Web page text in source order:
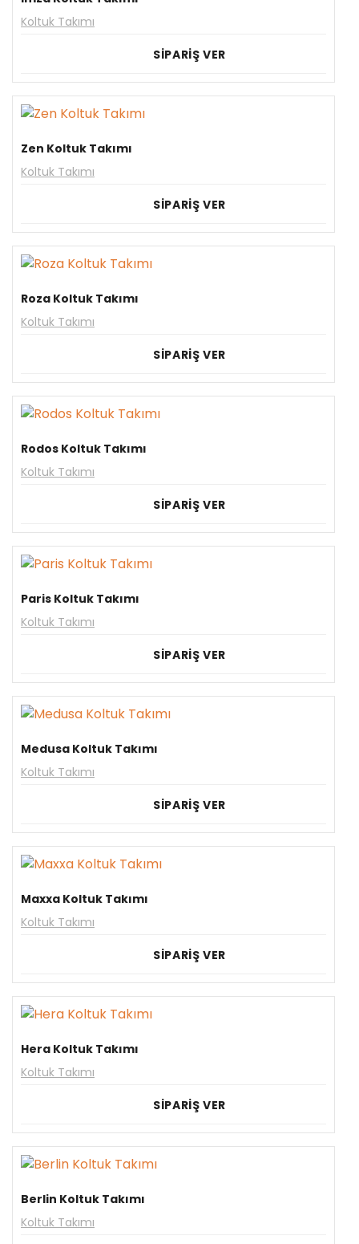
Koltuk Takımı
SİPARİŞ VER
Zen Koltuk Takımı
Koltuk Takımı
SİPARİŞ VER
Roza Koltuk Takımı
Koltuk Takımı
SİPARİŞ VER
Rodos Koltuk Takımı
Koltuk Takımı
SİPARİŞ VER
Paris Koltuk Takımı
Koltuk Takımı
SİPARİŞ VER
Medusa Koltuk Takımı
Koltuk Takımı
SİPARİŞ VER
Maxxa Koltuk Takımı
Koltuk Takımı
SİPARİŞ VER
Hera Koltuk Takımı
Koltuk Takımı
SİPARİŞ VER
Berlin Koltuk Takımı
Koltuk Takımı